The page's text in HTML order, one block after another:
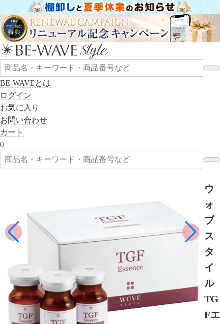
BE-WAVEとは
ログイン
お気に入り
お問い合わせ
カート
0
ウ
ォ
ブ
ス
タ
イ
ル
TG
Fエ